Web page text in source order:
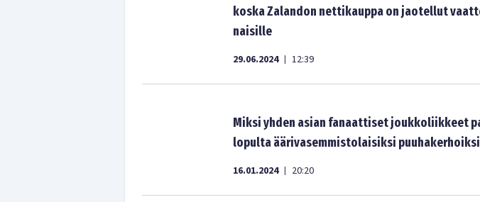
koska Zalandon nettikauppa on jaotellut
naisille
29.06.2024 | 12:39
Miksi yhden asian fanaattiset joukkoliikkeet
lopulta äärivasemmistolaisiksi
16.01.2024 | 20:20